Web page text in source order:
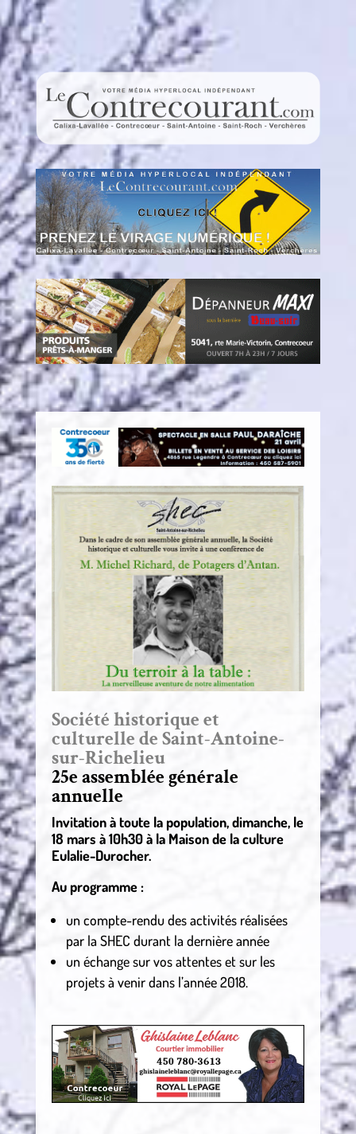
Société historique et
culturelle de Saint-Antoine-
sur-Richelieu
25e assemblée générale
annuelle
Invitation à toute la population, dimanche, le
18 mars à 10h30 à la Maison de la culture
Eulalie-Durocher.
Au programme :
un compte-rendu des activités réalisées
par la SHEC durant la dernière année
un échange sur vos attentes et sur les
projets à venir dans l’année 2018.